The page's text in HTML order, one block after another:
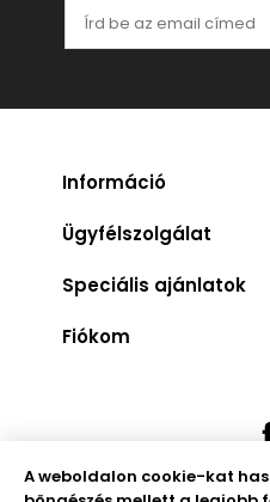
Információ
Ügyfélszolgálat
Speciális ajánlatok
Fiókom
A weboldalon cookie-kat